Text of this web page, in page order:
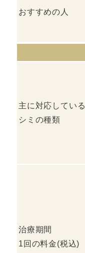
おすすめの人
主に対応している
シミの種類
治療期間
1回の料金(税込)